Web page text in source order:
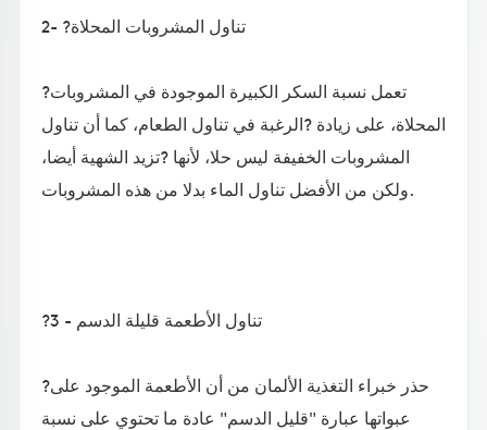
2- ?تناول المشروبات المحلاة
?تعمل نسبة السكر الكبيرة الموجودة في المشروبات
المحلاة، على زيادة ?الرغبة في تناول الطعام، كما أن تناول
المشروبات الخفيفة ليس حلا، لأنها ?تزيد الشهية أيضا،
ولكن من الأفضل تناول الماء بدلا من هذه المشروبات.
?3 - تناول الأطعمة قليلة الدسم
?حذر خبراء التغذية الألمان من أن الأطعمة الموجود على
عبواتها عبارة "قليل الدسم" عادة ما تحتوي على نسبة